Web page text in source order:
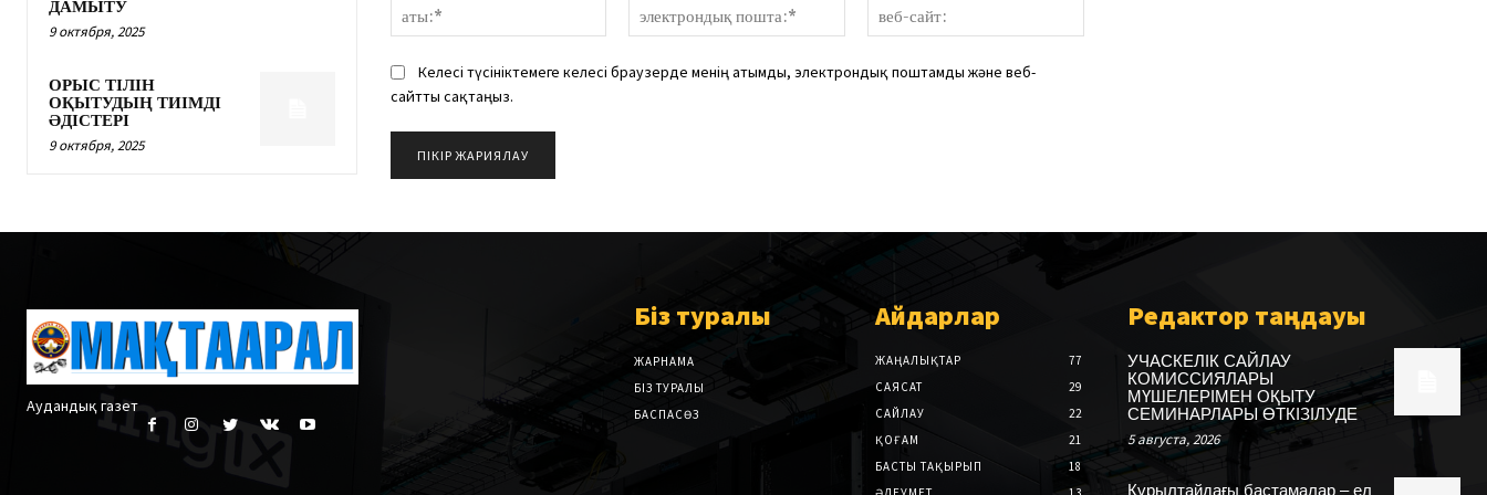
ДАМЫТУ
9 октября, 2025
ОРЫС ТІЛІН
ОҚЫТУДЫҢ ТИІМДІ
ӘДІСТЕРІ
9 октября, 2025
электрондық
пошта:*
сайт:
Келесі түсініктемеге келесі браузерде менің атымды, электрондық поштамды және веб-
сайтты сақтаңыз.
Аудандық газет
Біз туралы
ЖАРНАМА
БІЗ ТУРАЛЫ
БАСПАСӨЗ
Айдарлар
ЖАҢАЛЫҚТАР
77
САЯСАТ
29
САЙЛАУ
22
ҚОҒАМ
21
БАСТЫ ТАҚЫРЫП
18
Редактор таңдауы
УЧАСКЕЛІК САЙЛАУ
КОМИССИЯЛАРЫ
МҮШЕЛЕРІМЕН ОҚЫТУ
СЕМИНАРЛАРЫ ӨТКІЗІЛУДЕ
5 августа, 2026
Құрылтайдағы бастамалар – ел